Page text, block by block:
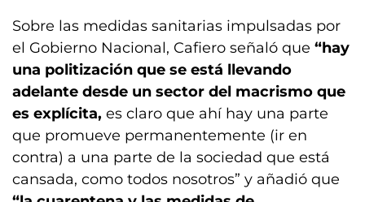
Sobre las medidas sanitarias impulsadas por
el Gobierno Nacional, Cafiero señaló que “hay
una politización que se está llevando
adelante desde un sector del macrismo que
es explícita, es claro que ahí hay una parte
que promueve permanentemente (ir en
contra) a una parte de la sociedad que está
cansada, como todos nosotros” y añadió que